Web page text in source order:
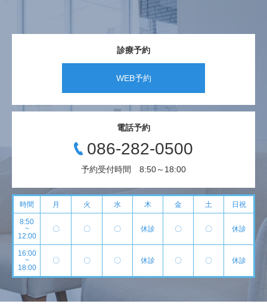
診療予約
WEB予約
電話予約
086-282-0500
予約受付時間 8:50～18:00
時間 月 火 水 木 金 土 日祝
8:50
~
12:00
〇 〇 〇 休診 〇 〇 休診
16:00
~
18:00
〇 〇 〇 休診 〇 〇 休診